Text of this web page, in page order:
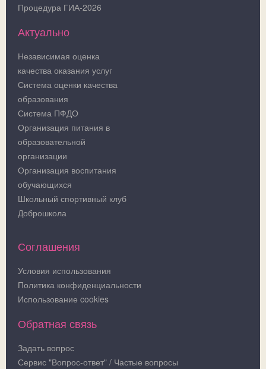
Процедура ГИА-2026
Актуально
Независимая оценка
качества оказания услуг
Система оценки качества
образования
Система ПФДО
Организация питания в
образовательной
организации
Организация воспитания
обучающихся
Школьный спортивный клуб
Доброшкола
Соглашения
Условия использования
Политика конфиденциальности
Использование cookies
Обратная связь
Задать вопрос
Сервис "Вопрос-ответ" / Частые вопросы